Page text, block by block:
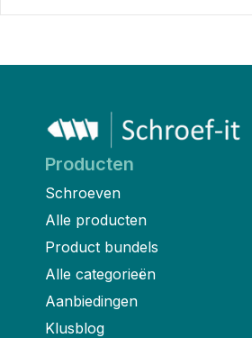
Producten
Schroeven
Alle producten
Product bundels
Alle categorieën
Aanbiedingen
Klusblog